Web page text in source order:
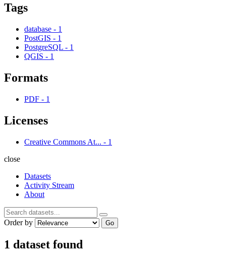
Tags
database - 1
PostGIS - 1
PostgreSQL - 1
QGIS - 1
Formats
PDF - 1
Licenses
Creative Commons At... - 1
close
Datasets
Activity Stream
About
Order by Go
1 dataset found